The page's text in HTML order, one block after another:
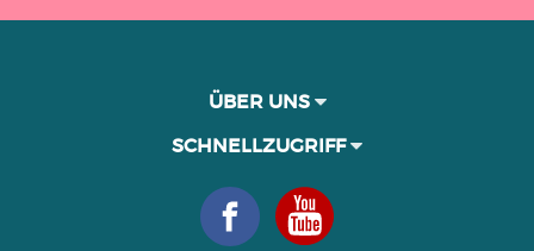
ÜBER UNS
SCHNELLZUGRIFF